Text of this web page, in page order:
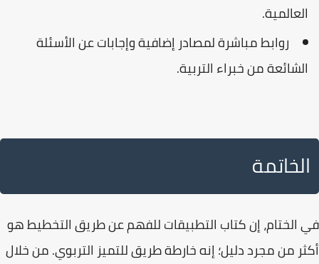
العالمية.
روابط مباشرة لمصادر إضافية وإجابات عن الأسئلة
الشائعة من خبراء التربية.
الخاتمة
في الختام، إنكتاب التطبيقات للفهم عن طريق التخطيطهو
أكثر من مجرد دليل؛ إنه خارطة طريق للتميز التربوي. من خلال